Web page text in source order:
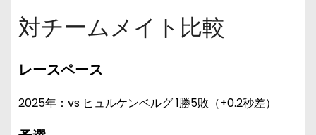
対チームメイト比較
レースペース
2025年：vs ヒュルケンベルグ 1勝5敗（+0.2秒差）